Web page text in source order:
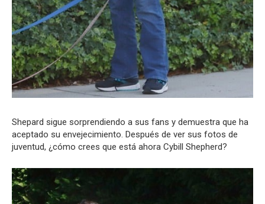
Shepard sigue sorprendiendo a sus fans y demuestra que ha
aceptado su envejecimiento. Después de ver sus fotos de
juventud, ¿cómo crees que está ahora Cybill Shepherd?